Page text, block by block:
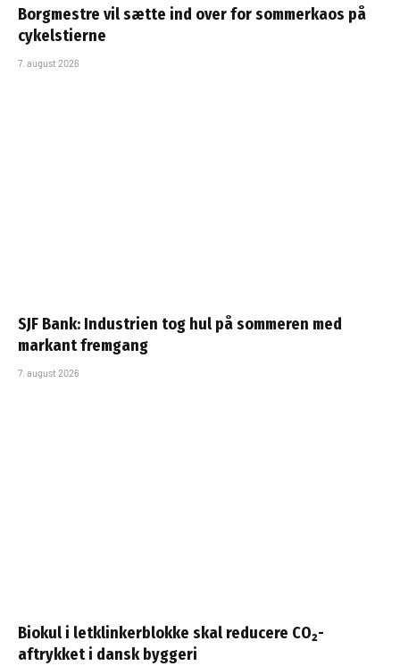
Borgmestre vil sætte ind over for sommerkaos på
cykelstierne
7. august 2026
SJF Bank: Industrien tog hul på sommeren med
markant fremgang
7. august 2026
Biokul i letklinkerblokke skal reducere CO₂-
aftrykket i dansk byggeri